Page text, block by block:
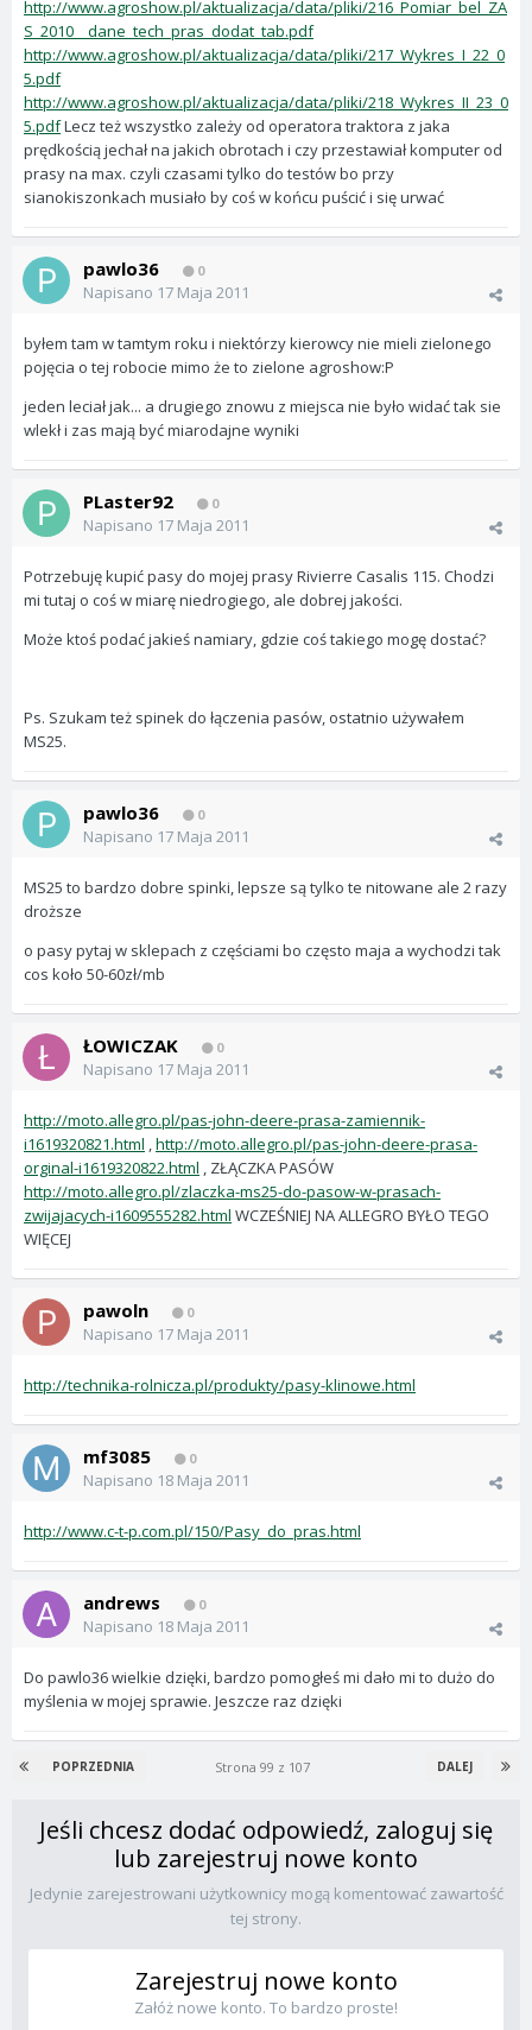
http://www.agroshow.pl/aktualizacja/data/pliki/216_Pomiar_bel_ZA
S_2010__dane_tech_pras_dodat_tab.pdf
http://www.agroshow.pl/aktualizacja/data/pliki/217_Wykres_I_22_0
5.pdf
http://www.agroshow.pl/aktualizacja/data/pliki/218_Wykres_II_23_0
5.pdfLecz też wszystko zależy od operatora traktora z jaka
prędkością jechał na jakich obrotach i czy przestawiał komputer od
prasy na max. czyli czasami tylko do testów bo przy
sianokiszonkach musiało by coś w końcu puścić i się urwać
pawlo36 0
Napisano 17 Maja 2011
byłem tam w tamtym roku i niektórzy kierowcy nie mieli zielonego
pojęcia o tej robocie mimo że to zielone agroshow:P
jeden leciał jak... a drugiego znowu z miejsca nie było widać tak sie
wlekł i zas mają być miarodajne wyniki
PLaster92 0
Napisano 17 Maja 2011
Potrzebuję kupić pasy do mojej prasy Rivierre Casalis 115. Chodzi
mi tutaj o coś w miarę niedrogiego, ale dobrej jakości.
Może ktoś podać jakieś namiary, gdzie coś takiego mogę dostać?
Ps. Szukam też spinek do łączenia pasów, ostatnio używałem
MS25.
pawlo36 0
Napisano 17 Maja 2011
MS25 to bardzo dobre spinki, lepsze są tylko te nitowane ale 2 razy
droższe
o pasy pytaj w sklepach z częściami bo często maja a wychodzi tak
cos koło 50-60zł/mb
ŁOWICZAK 0
Napisano 17 Maja 2011
http://moto.allegro.pl/pas-john-deere-prasa-zamiennik-
i1619320821.html ,http://moto.allegro.pl/pas-john-deere-prasa-
orginal-i1619320822.html , ZŁĄCZKA PASÓW
http://moto.allegro.pl/zlaczka-ms25-do-pasow-w-prasach-
zwijajacych-i1609555282.html WCZEŚNIEJ NA ALLEGRO BYŁO TEGO
WIĘCEJ
pawoln 0
Napisano 17 Maja 2011
http://technika-rolnicza.pl/produkty/pasy-klinowe.html
mf3085 0
Napisano 18 Maja 2011
http://www.c-t-p.com.pl/150/Pasy_do_pras.html
andrews 0
Napisano 18 Maja 2011
Do pawlo36 wielkie dzięki, bardzo pomogłeś mi dało mi to dużo do
myślenia w mojej sprawie. Jeszcze raz dzięki
POPRZEDNIA DALEJ
Strona 99 z 107
Jeśli chcesz dodać odpowiedź, zaloguj się
lub zarejestruj nowe konto
Jedynie zarejestrowani użytkownicy mogą komentować zawartość
tej strony.
Zarejestruj nowe konto
Załóż nowe konto. To bardzo proste!